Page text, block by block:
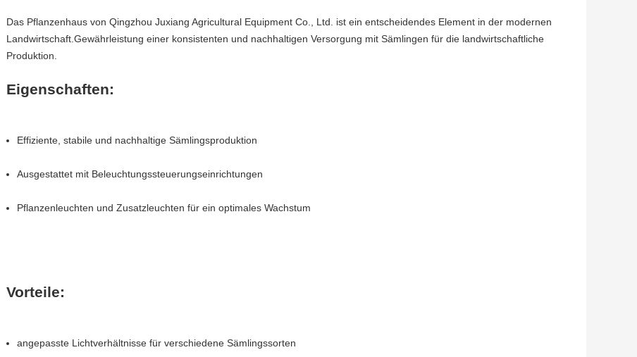
Das Pflanzenhaus von Qingzhou Juxiang Agricultural Equipment Co., Ltd. ist ein entscheidendes Element in der modernen
Landwirtschaft.Gewährleistung einer konsistenten und nachhaltigen Versorgung mit Sämlingen für die landwirtschaftliche
Produktion.
Eigenschaften:
Effiziente, stabile und nachhaltige Sämlingsproduktion
Ausgestattet mit Beleuchtungssteuerungseinrichtungen
Pflanzenleuchten und Zusatzleuchten für ein optimales Wachstum
Vorteile:
angepasste Lichtverhältnisse für verschiedene Sämlingssorten